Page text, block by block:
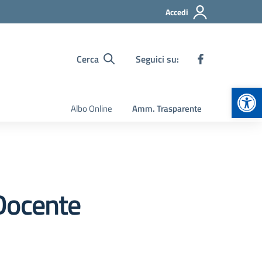
Accedi
Cerca Seguici su:
Albo Online Amm. Trasparente